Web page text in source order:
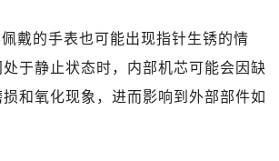
戴的手表也可能出现指针生锈的情
于静止状态时，内部机芯可能会因缺
和氧化现象，进而影响到外部部件如